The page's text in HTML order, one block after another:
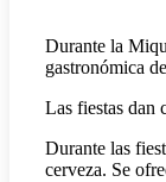
Durante la
gastronómica de
Las fiestas dan
Durante las
cerveza. Se